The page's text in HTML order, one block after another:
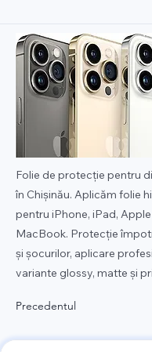
Folie de protecție pentru
în Chișinău. Aplicăm folie
pentru iPhone, iPad,
MacBook. Protecție
și șocurilor, aplicare
variante glossy, matte și
Precedentul